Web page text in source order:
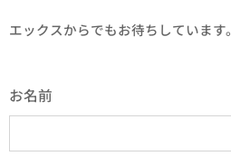
エックスからでもお待ちしています。
お名前